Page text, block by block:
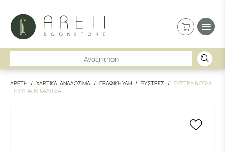
ΑΡΕΤΗ ΧΑΡΤΙΚΑ-ΑΝΑΛΩΣΙΜΑ ΓΡΑΦΙΚΗ ΥΛΗ ΞΥΣΤΡΕΣ
ΞΥΣΤΡΑ & ΓΟΜΑ
- Η ΚΥΡΙΑ ΑΓΚΑΛΙΤΣΑ